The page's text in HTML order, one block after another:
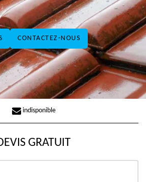
CONTACTEZ-NOUS
indisponible
GRATUIT